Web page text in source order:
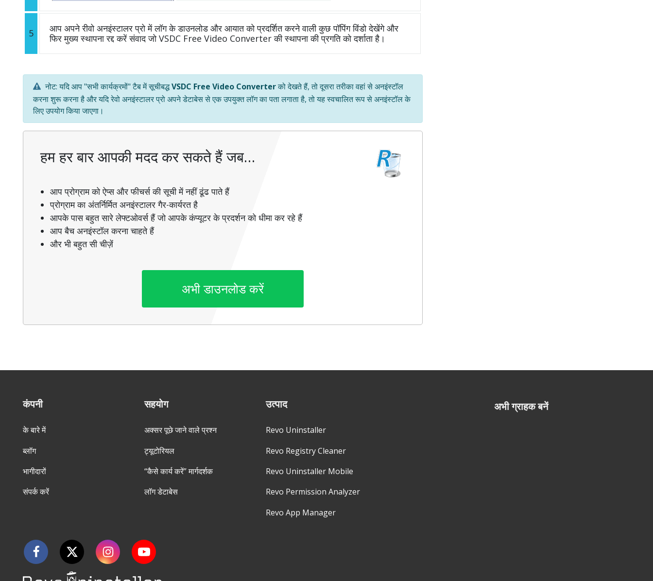
5
आप अपने रीवो अनइंस्टालर प्रो में लॉग के डाउनलोड और आयात को प्रदर्शित करने वाली कुछ पॉपिंग विंडो देखेंगे और
फिर मुख्य स्थापना रद्द करें संवाद जो VSDC Free Video Converter की स्थापना की प्रगति को दर्शाता है।
नोट: यदि आप "सभी कार्यक्रमों" टैब में सूचीबद्धVSDC Free Video Converterको देखते हैं, तो दूसरा तरीका वहां से अनइंस्टॉल
करना शुरू करना है और यदि रेवो अनइंस्टालर प्रो अपने डेटाबेस से एक उपयुक्त लॉग का पता लगाता है, तो यह स्वचालित रूप से अनइंस्टॉल के
लिए उपयोग किया जाएगा।
हम हर बार आपकी मदद कर सकते हैं जब…
आप प्रोग्राम को ऐप्स और फीचर्स की सूची में नहीं ढूंढ पाते हैं
प्रोग्राम का अंतर्निर्मित अनइंस्टालर गैर-कार्यरत है
आपके पास बहुत सारे लेफ्टओवर्स हैं जो आपके कंप्यूटर के प्रदर्शन को धीमा कर रहे हैं
आप बैच अनइंस्टॉल करना चाहते हैं
और भी बहुत सी चीज़ें
अभी डाउनलोड करें
कंपनी
के बारे में
ब्लॉग
भागीदारों
संपर्क करें
सहयोग
अक्सर पूछे जाने वाले प्रश्न
ट्यूटोरियल
“कैसे कार्य करें” मार्गदर्शक
लॉग डेटाबेस
उत्पाद
Revo Uninstaller
Revo Registry Cleaner
Revo Uninstaller Mobile
Revo Permission Analyzer
Revo App Manager
अभी ग्राहक बनें